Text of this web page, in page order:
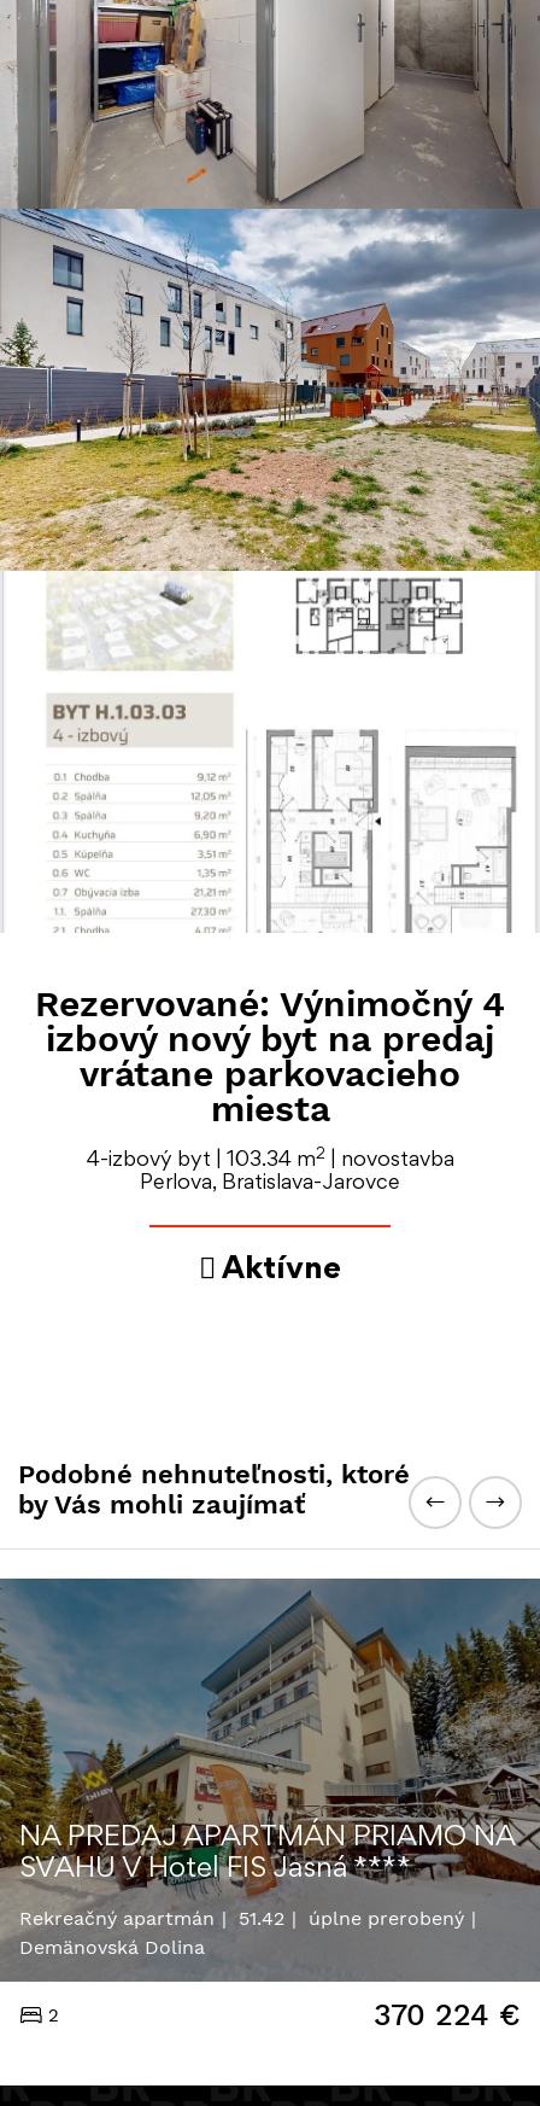
Rezervované: Výnimočný 4
izbový nový byt na predaj
vrátane parkovacieho
miesta
4-izbový byt | 103.34 m2
| novostavba
Perlova, Bratislava-Jarovce
Aktívne
Podobné nehnuteľnosti, ktoré
by Vás mohli zaujímať
NA PREDAJ APARTMÁN PRIAMO NA
SVAHU V Hotel FIS Jasná ****
Rekreačný apartmán 51.42
úplne prerobený
Demänovská Dolina
2 370 224 €